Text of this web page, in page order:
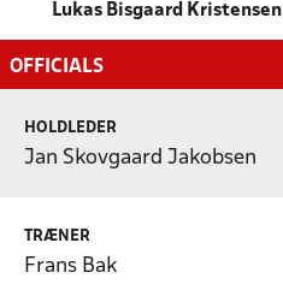
Lukas Bisgaard Kristensen
OFFICIALS
HOLDLEDER
Jan Skovgaard Jakobsen
TRÆNER
Frans Bak